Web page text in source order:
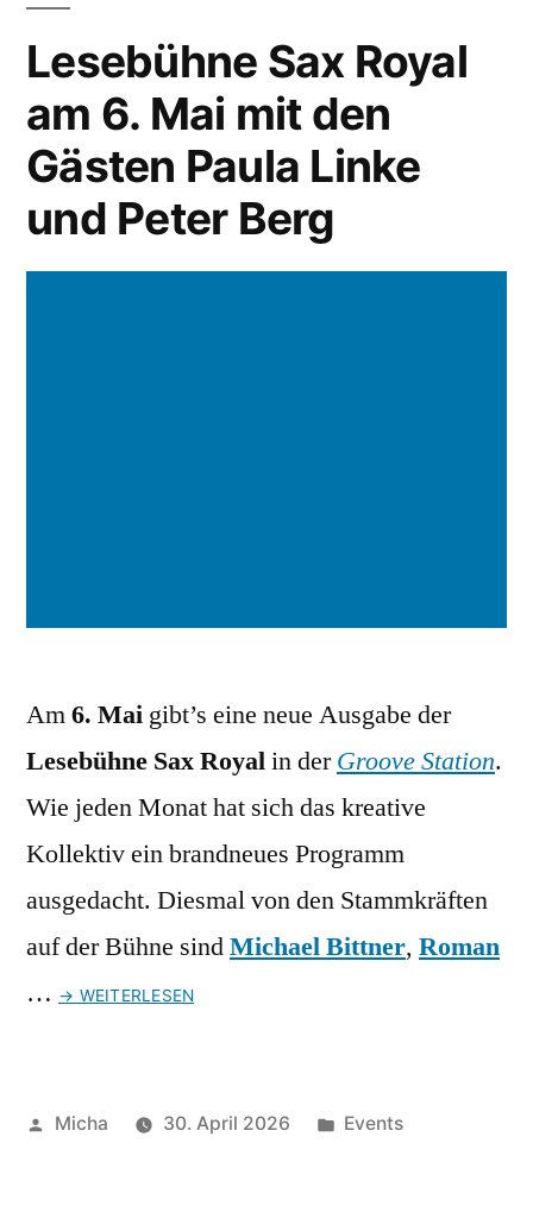
Lesebühne Sax Royal
am 6. Mai mit den
Gästen Paula Linke
und Peter Berg
Am6. Mai gibt’s eine neue Ausgabe der
Lesebühne Sax Royalin derGroove Station.
Wie jeden Monat hat sich das kreative
Kollektiv ein brandneues Programm
ausgedacht. Diesmal von den Stammkräften
auf der Bühne sindMichael Bittner, Roman
… → WEITERLESEN
Veröffentlicht
Micha 30. April 2026
Veröffentlicht
Events